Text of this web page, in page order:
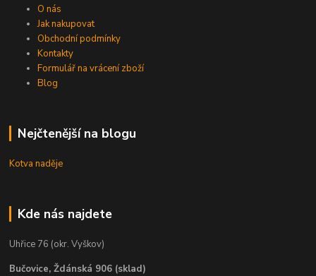
O nás
Jak nakupovat
Obchodní podmínky
Kontakty
Formulář na vrácení zboží
Blog
Nejčtenější na blogu
Kotva naděje
Kde nás najdete
Uhřice 76 (okr. Vyškov)
Bučovice, Ždánská 906 (sklad)